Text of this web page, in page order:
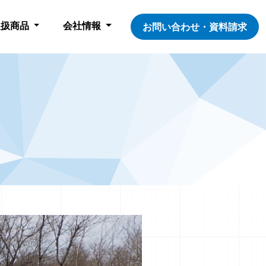
商品 会社情報 お問い合わせ・資料請求